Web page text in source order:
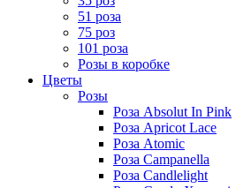
51 роза
75 роз
101 роза
Розы в коробке
Цветы
Розы
Роза Absolut In Pink
Роза Apricot Lace
Роза Atomic
Роза Campanella
Роза Candlelight